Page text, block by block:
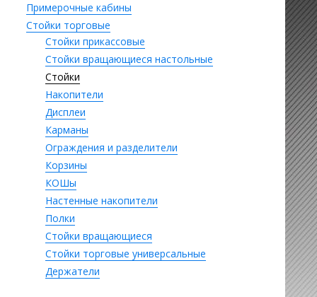
Примерочные кабины
Стойки торговые
Стойки прикассовые
Стойки вращающиеся настольные
Стойки
Накопители
Дисплеи
Карманы
Ограждения и разделители
Корзины
КОШы
Настенные накопители
Полки
Стойки вращающиеся
Стойки торговые универсальные
Держатели